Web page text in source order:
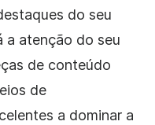
do seu
a atenção do seu
de conteúdo
de
a dominar a